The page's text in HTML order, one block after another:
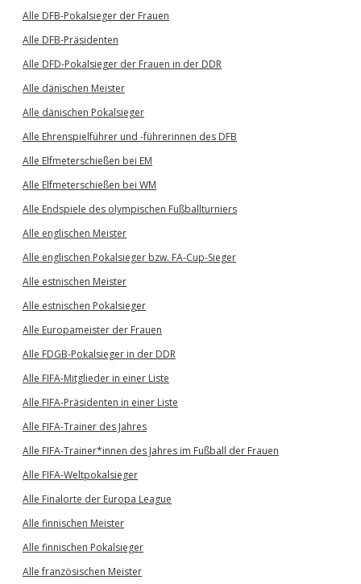
Alle DFB-Pokalsieger der Frauen
Alle DFB-Präsidenten
Alle DFD-Pokalsieger der Frauen in der DDR
Alle dänischen Meister
Alle dänischen Pokalsieger
Alle Ehrenspielführer und -führerinnen des DFB
Alle Elfmeterschießen bei EM
Alle Elfmeterschießen bei WM
Alle Endspiele des olympischen Fußballturniers
Alle englischen Meister
Alle englischen Pokalsieger bzw. FA-Cup-Sieger
Alle estnischen Meister
Alle estnischen Pokalsieger
Alle Europameister der Frauen
Alle FDGB-Pokalsieger in der DDR
Alle FIFA-Mitglieder in einer Liste
Alle FIFA-Präsidenten in einer Liste
Alle FIFA-Trainer des Jahres
Alle FIFA-Trainer*innen des Jahres im Fußball der Frauen
Alle FIFA-Weltpokalsieger
Alle Finalorte der Europa League
Alle finnischen Meister
Alle finnischen Pokalsieger
Alle französischen Meister